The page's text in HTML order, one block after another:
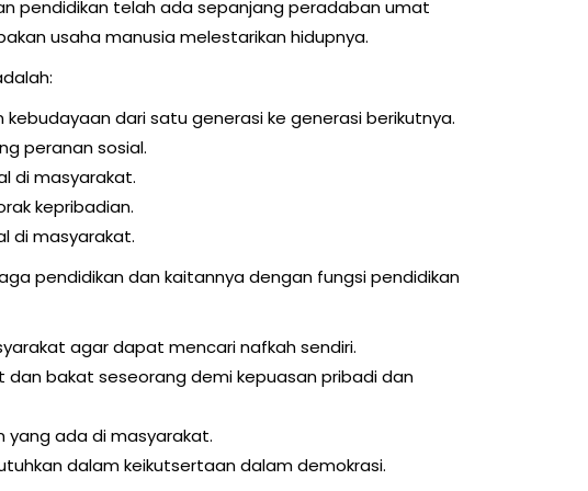
pendidikan telah ada sepanjang peradaban umat
usaha manusia melestarikan hidupnya.
dari satu generasi ke generasi berikutnya.
peranan sosial.
di masyarakat.
kepribadian.
di masyarakat.
pendidikan dan kaitannya dengan fungsi pendidikan
agar dapat mencari nafkah sendiri.
bakat seseorang demi kepuasan pribadi dan
yang ada di masyarakat.
dalam keikutsertaan dalam demokrasi.